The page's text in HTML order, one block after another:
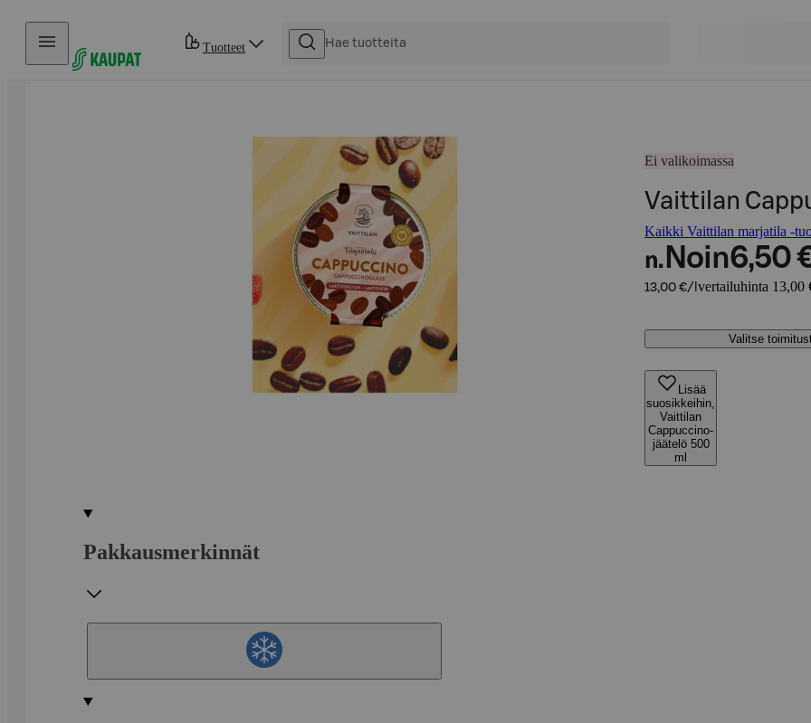
Hyppää sisältöön
Tuotteet
Ei valikoimassa
Vaittilan
Kaikki Vaittilan marjatila -
n. Noin6,50
13,00 €/l vertailuhinta 13,00
Valitse
Lisää
suosikkeihin,
Vaittilan
Cappuccino-
jäätelö 500
ml
Pakkausmerkinnät